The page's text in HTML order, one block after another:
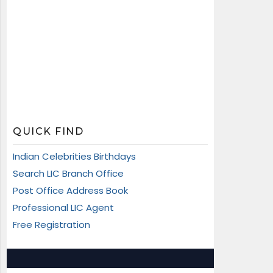
QUICK FIND
Indian Celebrities Birthdays
Search LIC Branch Office
Post Office Address Book
Professional LIC Agent
Free Registration